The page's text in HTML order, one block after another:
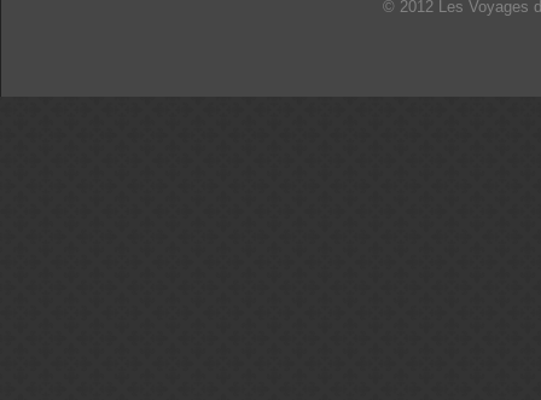
© 2012 Les Voyages